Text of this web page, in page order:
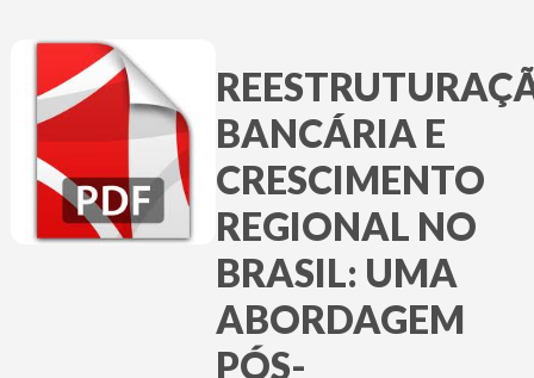
BANCÁRIA E
CRESCIMENTO
REGIONAL NO
BRASIL: UMA
ABORDAGEM
PÓS-